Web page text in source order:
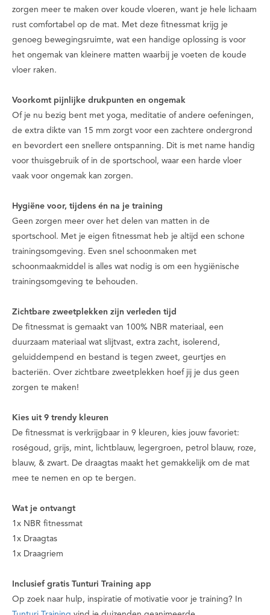
zorgen meer te maken over koude vloeren, want je hele lichaam
rust comfortabel op de mat. Met deze fitnessmat krijg je
genoeg bewegingsruimte, wat een handige oplossing is voor
het ongemak van kleinere matten waarbij je voeten de koude
vloer raken.
Voorkomt pijnlijke drukpunten en ongemak
Of je nu bezig bent met yoga, meditatie of andere oefeningen,
de extra dikte van 15 mm zorgt voor een zachtere ondergrond
en bevordert een snellere ontspanning. Dit is met name handig
voor thuisgebruik of in de sportschool, waar een harde vloer
vaak voor ongemak kan zorgen.
Hygiëne voor, tijdens én na je training
Geen zorgen meer over het delen van matten in de
sportschool. Met je eigen fitnessmat heb je altijd een schone
trainingsomgeving. Even snel schoonmaken met
schoonmaakmiddel is alles wat nodig is om een hygiënische
trainingsomgeving te behouden.
Zichtbare zweetplekken zijn verleden tijd
De fitnessmat is gemaakt van 100% NBR materiaal, een
duurzaam materiaal wat slijtvast, extra zacht, isolerend,
geluiddempend en bestand is tegen zweet, geurtjes en
bacteriën. Over zichtbare zweetplekken hoef jij je dus geen
zorgen te maken!
Kies uit 9 trendy kleuren
De fitnessmat is verkrijgbaar in 9 kleuren, kies jouw favoriet:
roségoud, grijs, mint, lichtblauw, legergroen, petrol blauw, roze,
blauw, & zwart. De draagtas maakt het gemakkelijk om de mat
mee te nemen en op te bergen.
Wat je ontvangt
1x NBR fitnessmat
1x Draagtas
1x Draagriem
Inclusief gratis Tunturi Training app
Op zoek naar hulp, inspiratie of motivatie voor je training? In